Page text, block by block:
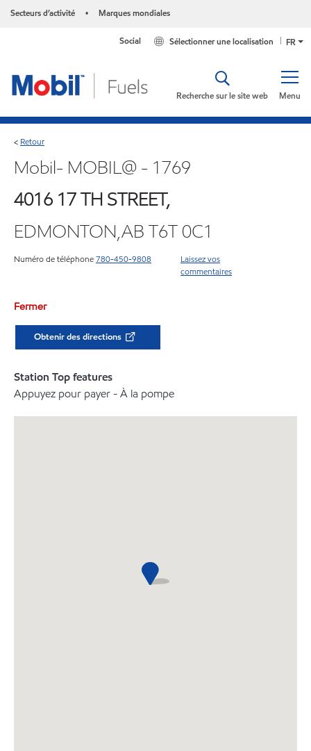
Secteurs d’activité • Marques mondiales
FR
Sélectionner une localisation
Social
Menu
Recherche sur le site web
< Retour
Mobil- MOBIL@ - 1769
4016 17 TH STREET,
EDMONTON,AB T6T 0C1
Numéro de téléphone780-450-9808
Laissez vos
commentaires
Fermer
Obtenir des directions
Station Top features
Appuyez pour payer - À la pompe